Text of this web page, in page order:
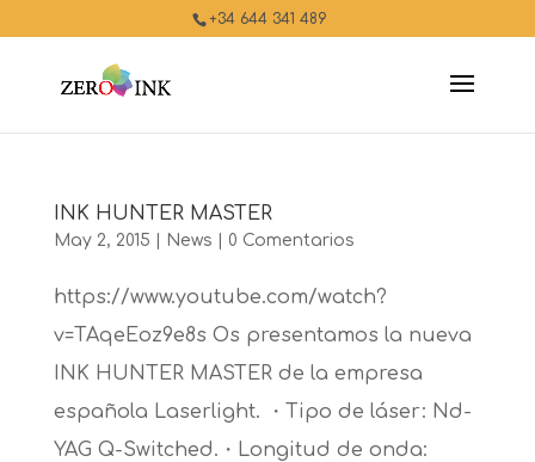
+34 644 341 489
INK HUNTER MASTER
May 2, 2015 News 0 Comentarios
https://www.youtube.com/watch?
v=TAqeEoz9e8s Os presentamos la nueva
INK HUNTER MASTER de la empresa
española Laserlight. ・Tipo de láser: Nd-
YAG Q-Switched.・Longitud de onda: